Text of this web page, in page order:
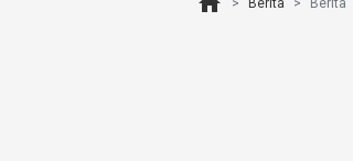
Berita Berita